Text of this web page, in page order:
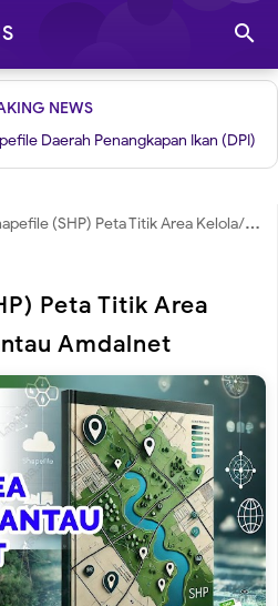

NEWS
Daerah Penangkapan Ikan (DPI) |
(SHP) Peta Titik Area Kelola/Pantau Amdalnet
Peta Titik Area
Amdalnet